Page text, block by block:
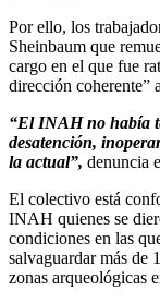
Por ello, los
Sheinbaum que
cargo en el que fue
dirección coherente”
“El INAH no había
desatención,
la actual”, denuncia
El colectivo está
INAH quienes se
condiciones en las
salvaguardar más de
zonas arqueológicas